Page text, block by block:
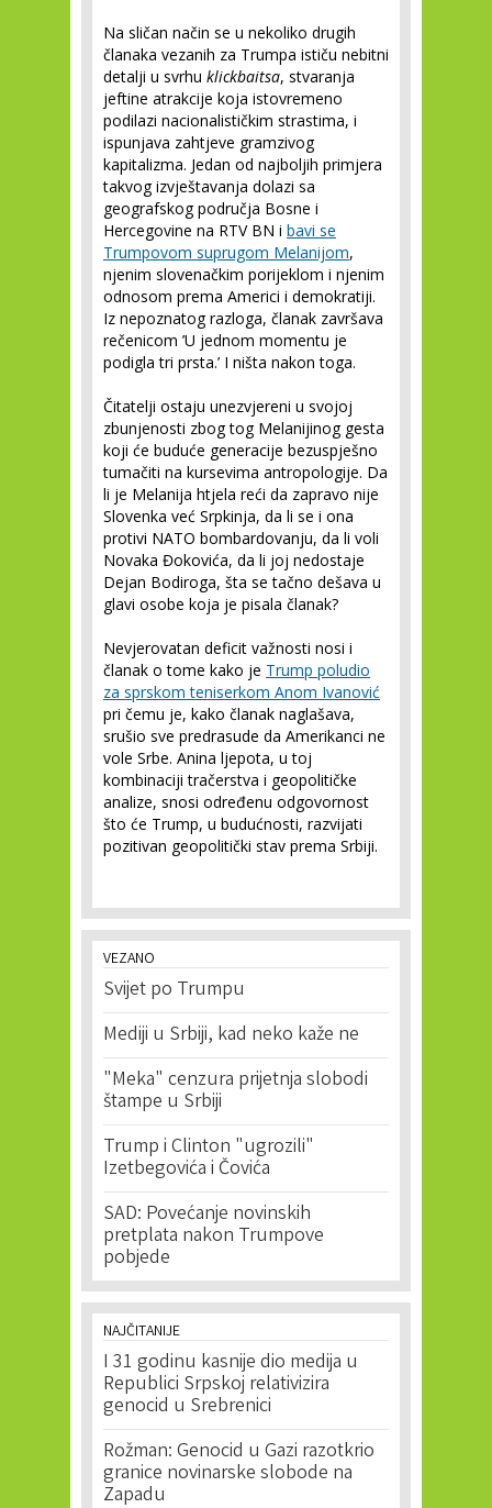
Na sličan način se u nekoliko drugih
članaka vezanih za Trumpa ističu nebitni
detalji u svrhu klickbaitsa, stvaranja
jeftine atrakcije koja istovremeno
podilazi nacionalističkim strastima, i
ispunjava zahtjeve gramzivog
kapitalizma. Jedan od najboljih primjera
takvog izvještavanja dolazi sa
geografskog područja Bosne i
Hercegovine na RTV BN i bavi se
Trumpovom suprugom Melanijom,
njenim slovenačkim porijeklom i njenim
odnosom prema Americi i demokratiji.
Iz nepoznatog razloga, članak završava
rečenicom ’U jednom momentu je
podigla tri prsta.’ I ništa nakon toga.
Čitatelji ostaju unezvjereni u svojoj
zbunjenosti zbog tog Melanijinog gesta
koji će buduće generacije bezuspješno
tumačiti na kursevima antropologije. Da
li je Melanija htjela reći da zapravo nije
Slovenka već Srpkinja, da li se i ona
protivi NATO bombardovanju, da li voli
Novaka Đokovića, da li joj nedostaje
Dejan Bodiroga, šta se tačno dešava u
glavi osobe koja je pisala članak?
Nevjerovatan deficit važnosti nosi i
članak o tome kako je Trump poludio
za sprskom teniserkom Anom Ivanović
pri čemu je, kako članak naglašava,
srušio sve predrasude da Amerikanci ne
vole Srbe. Anina ljepota, u toj
kombinaciji tračerstva i geopolitičke
analize, snosi određenu odgovornost
što će Trump, u budućnosti, razvijati
pozitivan geopolitički stav prema Srbiji.
VEZANO
Svijet po Trumpu
Mediji u Srbiji, kad neko kaže ne
"Meka" cenzura prijetnja slobodi
štampe u Srbiji
Trump i Clinton "ugrozili"
Izetbegovića i Čovića
SAD: Povećanje novinskih
pretplata nakon Trumpove
pobjede
NAJČITANIJE
I 31 godinu kasnije dio medija u
Republici Srpskoj relativizira
genocid u Srebrenici
Rožman: Genocid u Gazi razotkrio
granice novinarske slobode na
Zapadu